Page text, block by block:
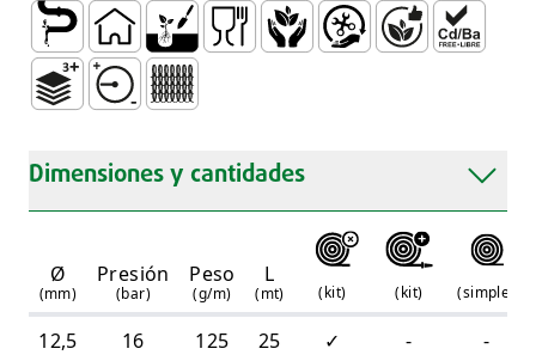
Conducción de Agua
DomésticoJardinería
Dimensiones y cantidades
Ø
(mm)
Presión
(bar)
Peso
(g/m)
L
(mt) (kit) (kit) (simple
12,5 16 125 25 ✓ - -